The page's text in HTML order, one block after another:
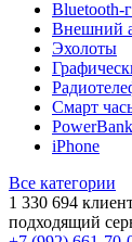
Bluetooth-
Внешний
Эхолоты
Смарт
PowerBank
iPhone
Все категории
1 330 694
подходящий